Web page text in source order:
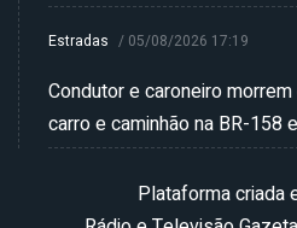
Estradas / 05/08/2026 17:19
Condutor e caroneiro
carro e caminhão na BR-158
Plataforma criada